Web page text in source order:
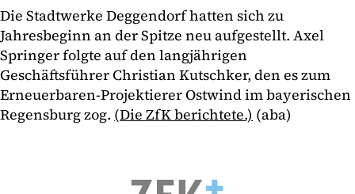
Die Stadtwerke Deggendorf hatten sich zu
Jahresbeginn an der Spitze neu aufgestellt. Axel
Springer folgte auf den langjährigen
Geschäftsführer Christian Kutschker, den es zum
Erneuerbaren-Projektierer Ostwind im bayerischen
Regensburg zog. (Die ZfK berichtete.) (aba)